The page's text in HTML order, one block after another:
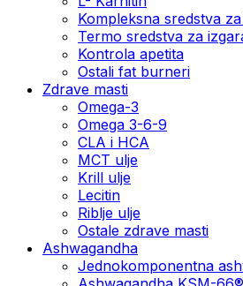
Kompleksna sredstva
Termo sredstva za
Kontrola apetita
Ostali fat burneri
Zdrave masti
Omega-3
Omega 3-6-9
CLA i HCA
MCT ulje
Krill ulje
Lecitin
Riblje ulje
Ostale zdrave masti
Ashwagandha
Jednokomponentna